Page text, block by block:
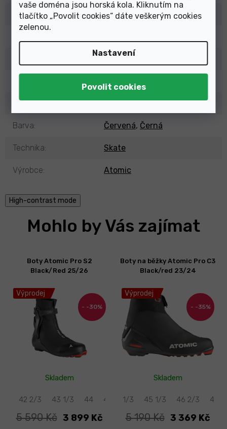
vaše doména jsou horská kola. Kliknutím na
tlačítko „Povolit cookies“ dáte veškerým cookies
zelenou.
Nastavení
Kategorie: Lyžařské boty běžecké
Pánské (Unisex)
Vázání: NNN
Barva: Červená, Černá
Technika: Skate
Výrobce: Atomic
High-contrast mode
Mohlo by Vás zajímat
Výprodej
-30%
Boty Atomic Pro S2
Black/Red 25/26
Skladem
42 2/3 43 1/3 44 44 2/3 45 1/3 46
5 590 Kč 3 899 Kč
Výprodej
-35%
Boty na běžky Atomic Pro C3
Black/red 23/24
Skladem
43 1/3 45 1/3 46 2/3 46
5 190 Kč 3 369 Kč
38 38 2/3 40 1/3 41 42